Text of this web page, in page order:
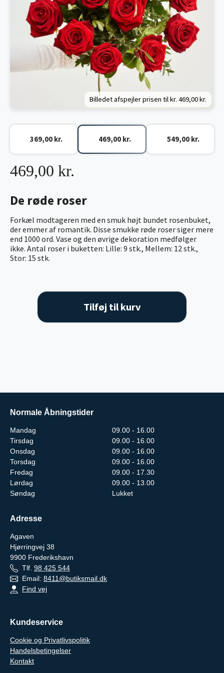
Billedet afspejler prisen til kr. 469,00 kr.
De røde roser
Forkæl modtageren med en smuk højt bundet rosenbuket,
der emmer af romantik. Disse smukke røde roser siger mere
end 1000 ord. Vase og den øvrige dekoration medfølger
ikke. Antal roser i buketten: Lille: 9 stk., Mellem: 12 stk.,
Stor: 15 stk.
469,00 kr.
369,00 kr. 469,00 kr. 549,00 kr.
Tilføj til kurv
Normale Åbningstider
Mandag
09.00 - 16.00
Tirsdag
09.00 - 16.00
Onsdag
09.00 - 16.00
Torsdag
09.00 - 16.00
Fredag
09.00 - 17.30
Lørdag
09.00 - 13.00
Søndag
Lukket
Adresse
Agaven
Hjørringvej 38
9900 Frederikshavn
Tlf. 98 425 544
Email: 8411@butiksmail.dk
Find vej
Kundeservice
Cookie og Privatlivspolitik
Handelsbetingelser
Kontakt